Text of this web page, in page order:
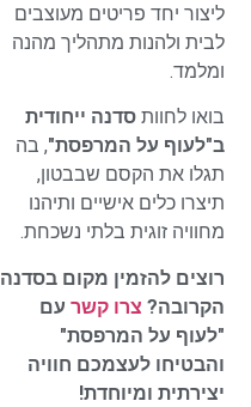
ליצור יחד פריטים מעוצבים
לבית ולהנות מתהליך מהנה
ומלמד.
בואו לחוותסדנה ייחודית
ב"לעוף על המרפסת", בה
תגלו את הקסם שבבטון,
תיצרו כלים אישיים ותיהנו
מחוויה זוגית בלתי נשכחת.
רוצים להזמין מקום בסדנה
הקרובה? צרו קשר עם
"לעוף על המרפסת"
והבטיחו לעצמכם חוויה
יצירתית ומיוחדת!